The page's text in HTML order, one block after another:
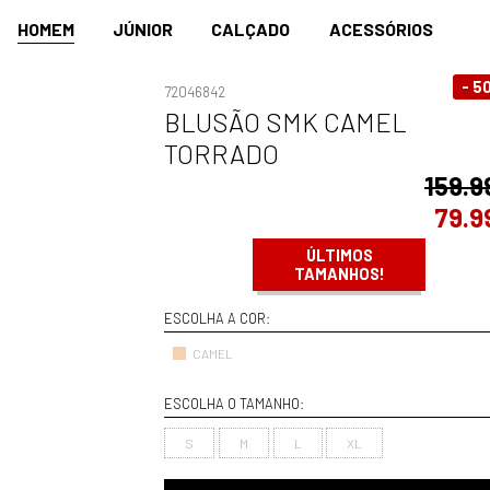
HOMEM JÚNIOR CALÇADO ACESSÓRIOS
- 50
72046842
BLUSÃO SMK CAMEL
TORRADO
ÚLTIMOS
TAMANHOS!
ESCOLHA A COR:
CAMEL
ESCOLHA O TAMANHO:
S M L XL